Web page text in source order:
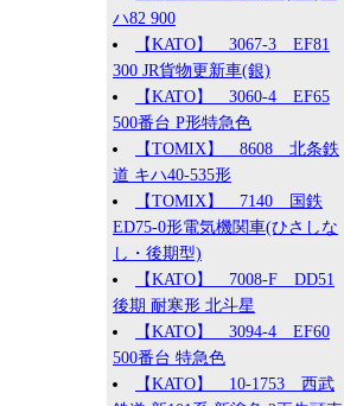
ハ82 900
【KATO】 3067-3 EF81
300 JR貨物更新車(銀)
【KATO】 3060-4 EF65
500番台 P形特急色
【TOMIX】 8608 北条鉄
道 キハ40-535形
【TOMIX】 7140 国鉄
ED75-0形電気機関車(ひさしな
し・後期型)
【KATO】 7008-F DD51
後期 耐寒形 北斗星
【KATO】 3094-4 EF60
500番台 特急色
【KATO】 10-1753 西武